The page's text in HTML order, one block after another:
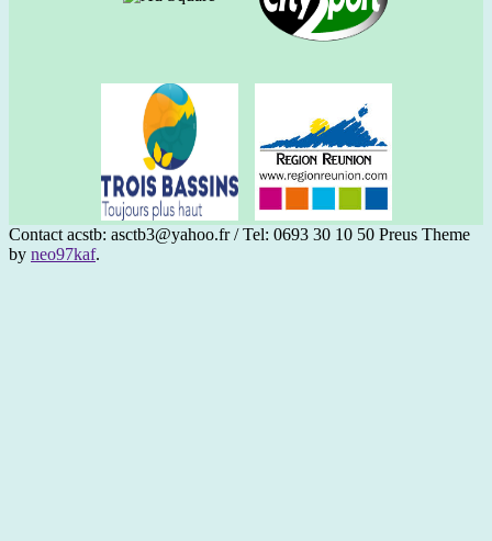
Contact acstb: asctb3@yahoo.fr / Tel: 0693 30 10 50 Preus Theme
by neo97kaf.